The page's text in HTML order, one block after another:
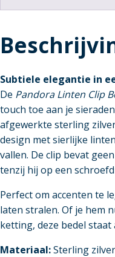
Subtiele elegantie in
De Pandora Linten Clip
touch toe aan je
afgewerkte sterling
design met sierlijke
vallen. De clip bevat
tenzij hij op een
Perfect om accenten te
laten stralen. Of je hem
ketting, deze bedel staat
Materiaal:Sterling zilver